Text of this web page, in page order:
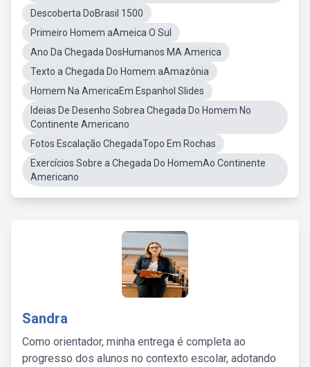
Descoberta DoBrasil 1500
Primeiro Homem aAmeica O Sul
Ano Da Chegada DosHumanos MA America
Texto a Chegada Do Homem aAmazônia
Homem Na AmericaEm Espanhol Slides
Ideias De Desenho Sobrea Chegada Do Homem No
Continente Americano
Fotos Escalação ChegadaTopo Em Rochas
Exercícios Sobre a Chegada Do HomemAo Continente
Americano
Sandra
Como orientador, minha entrega é completa ao
progresso dos alunos no contexto escolar, adotando